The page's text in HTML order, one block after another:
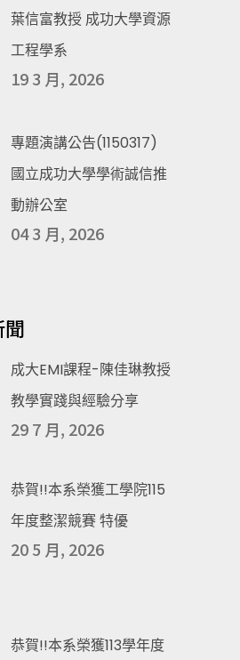
葉信富教授 成功大學資源
工程學系
19 3 月, 2026
專題演講公告(1150317)
國立成功大學學術誠信推
動辦公室
04 3 月, 2026
成大EMI課程-陳佳琳教授
教學實踐與經驗分享
29 7 月, 2026
恭賀!!本系榮獲工學院115
年度整潔競賽 特優
20 5 月, 2026
恭賀!!本系榮獲113學年度